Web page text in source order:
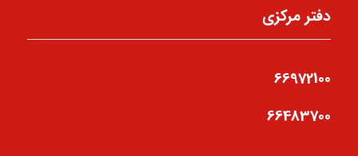
دفتر مرکزی
66972100
66483700